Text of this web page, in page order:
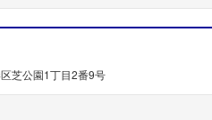
芝公園1丁目2番9号